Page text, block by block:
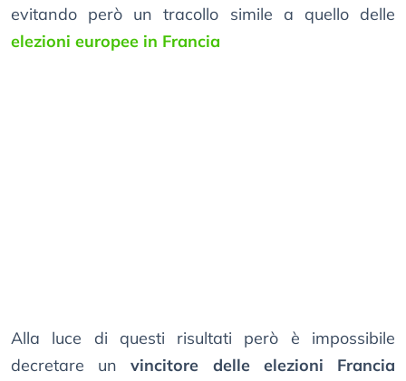
evitando però un tracollo simile a quello delle
elezioni europee in Francia
Alla luce di questi risultati però è impossibile
decretare unvincitore delle elezioni Francia